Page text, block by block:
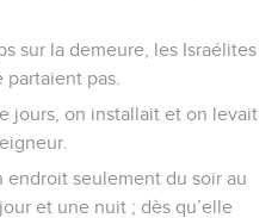
sur la demeure, les Israélites
pas.
jours, on installait et on levait
endroit seulement du soir au
et une nuit ; dès qu’elle